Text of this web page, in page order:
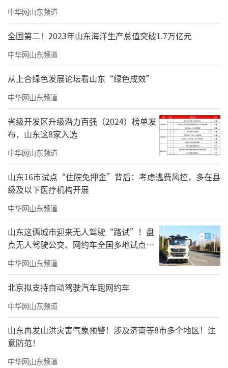
潍坊旅游人次过亿，核心是聚焦“潍坊人
游潍坊、引客入潍、入境游”三大主线精准发
力，具体措施如下。
一是深化“潍坊人游潍坊”主体激活。擦
亮“风筝故乡山海潍坊”文旅品牌，构建全媒
体传播矩阵。今年以来，通过“文旅潍坊”平
台累计发布图文视频信息2.2万余条，总阅读量
突破2.1亿人次。创新“潍美四季·坊华无
限”主题推广，通过“宝藏县城”“潍坊文旅
中华网山东频道
全国第二！2023年山东海洋生产总值突破1.7万亿元
中华网山东频道
从上合绿色发展论坛看山东“绿色成效”
中华网山东频道
省级开发区升级潜力百强（2024）榜单发
布，山东这8家入选
中华网山东频道
山东16市试点“住院免押金”背后：考虑逃费风控，多在县
级及以下医疗机构开展
中华网山东频道
山东这俩城市迎来无人驾驶“路试”！盘
点无人驾驶公交、网约车全国多地试点之
路
中华网山东频道
北京拟支持自动驾驶汽车跑网约车
中华网山东频道
山东再发山洪灾害气象预警！涉及济南等8市多个地区！注
意防范！
中华网山东频道